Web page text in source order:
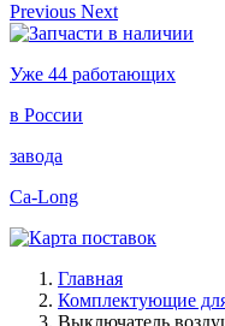
Previous Next
Уже 44 работающих
в России
завода
Ca-Long
Главная
Комплектующие
Выключатель